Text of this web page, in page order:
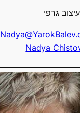
גרפי
Nadya